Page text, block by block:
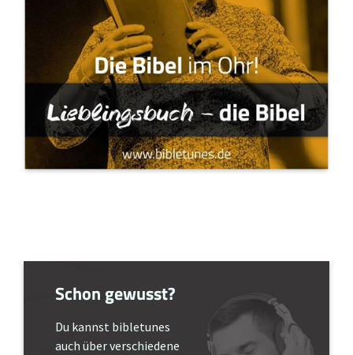
Schon gewusst?
Du kannst bibletunes
auch über verschiedene